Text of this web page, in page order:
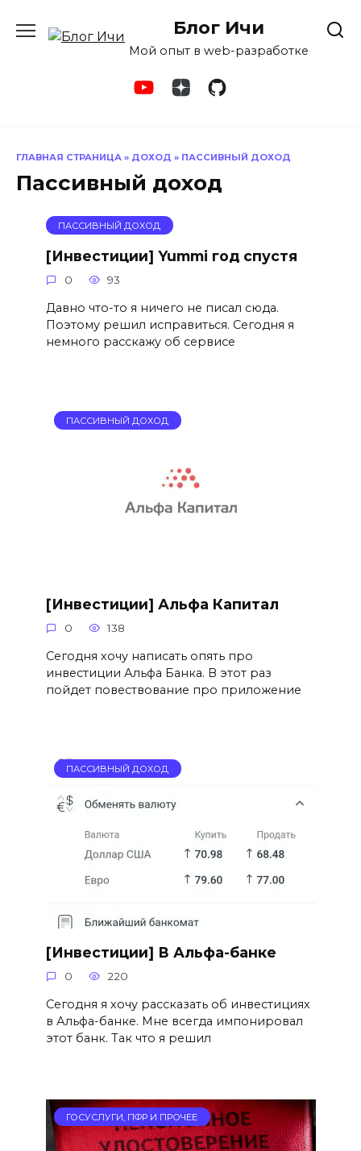
содержанию
Блог Ичи
Мой опыт в web-разработке
ГЛАВНАЯ СТРАНИЦА » ДОХОД » ПАССИВНЫЙ ДОХОД
Пассивный доход
ПАССИВНЫЙ ДОХОД
[Инвестиции] Yummi год спустя
0 93
Давно что-то я ничего не писал сюда.
Поэтому решил исправиться. Сегодня я
немного расскажу об сервисе
ПАССИВНЫЙ ДОХОД
[Инвестиции] Альфа Капитал
0 138
Сегодня хочу написать опять про
инвестиции Альфа Банка. В этот раз
пойдет повествование про приложение
ПАССИВНЫЙ ДОХОД
[Инвестиции] В Альфа-банке
0 220
Сегодня я хочу рассказать об инвестициях
в Альфа-банке. Мне всегда импонировал
этот банк. Так что я решил
ГОСУСЛУГИ, ПФР И ПРОЧЕЕ